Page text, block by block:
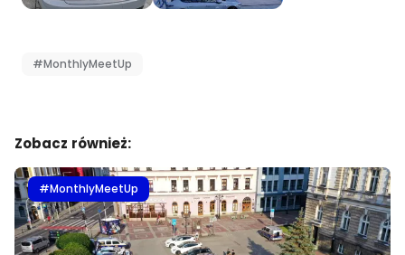
#MonthlyMeetUp
Zobacz również:
#MonthlyMeetUp